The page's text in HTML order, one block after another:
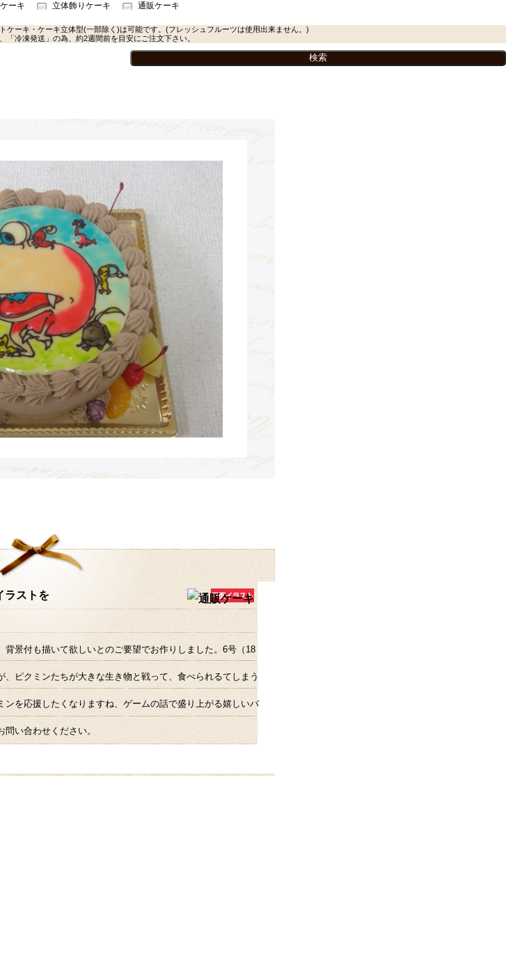
ーキ 立体飾りケーキ 通販ケーキ
ケーキ・ケーキ立体型(一部除く)は可能です。(フレッシュフルーツは使用出来ません。)
「冷凍発送」の為、約2週間前を目安にご注文下さい。
ラストを
背景付も描いて欲しいとのご要望でお作りしました。6号（18
ピクミンたちが大きな生き物と戦って、食べられるてしまう
ンを応援したくなりますね、ゲームの話で盛り上がる嬉しいバ
い合わせください。